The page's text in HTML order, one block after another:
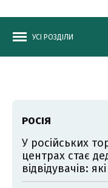
УСІ РОЗДІЛИ
РОСІЯ
У російських
центрах стає
відвідувачів: